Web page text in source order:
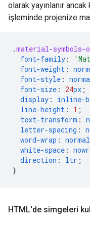
olarak yayınlanır
işleminde projenize
.material-symbols-
font-family :
font-weight :
font-style :
font-size : 24px ;
display : inline-
line-height : 1 ;
text-transform :
letter-spacing :
word-wrap : normal
white-space :
direction : ltr ;
}
HTML'de simgeleri